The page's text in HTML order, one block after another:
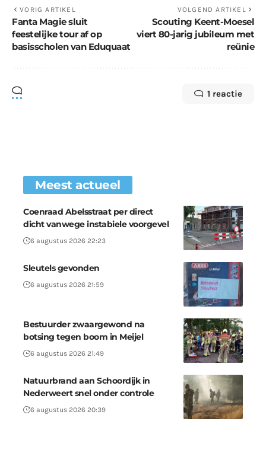
VORIG ARTIKEL
Fanta Magie sluit
feestelijke tour af op
basisscholen van Eduquaat
VOLGEND ARTIKEL
Scouting Keent-Moesel
viert 80-jarig jubileum met
reünie
1 reactie
Meest actueel
Coenraad Abelsstraat per direct
dicht vanwege instabiele voorgevel
6 augustus 2026 22:23
Sleutels gevonden
6 augustus 2026 21:59
Bestuurder zwaargewond na
botsing tegen boom in Meijel
6 augustus 2026 21:49
Natuurbrand aan Schoordijk in
Nederweert snel onder controle
6 augustus 2026 20:39